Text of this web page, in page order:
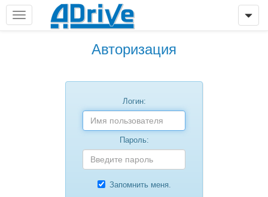
Авторизация
Логин:
Пароль:
Запомнить меня.